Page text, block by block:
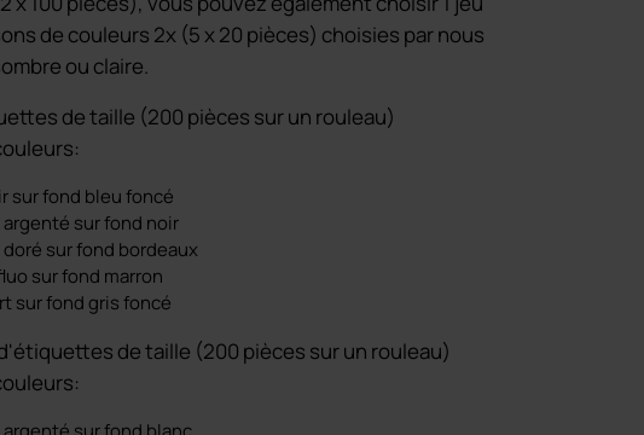
de couleurs 2x (5 x 20 pièces) choisies par nous
ou claire.
de taille (200 pièces sur un rouleau)
sur fond bleu foncé
sur fond noir
sur fond bordeaux
sur fond marron
sur fond gris foncé
de taille (200 pièces sur un rouleau)